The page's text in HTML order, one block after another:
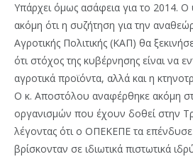
Υπάρχει όμως ασάφεια για το 2014.
ακόμη ότι η συζήτηση για την
Αγροτικής Πολιτικής (ΚΑΠ) θα
ότι στόχος της κυβέρνησης είναι να
αγροτικά προϊόντα, αλλά και η
Ο κ. Αποστόλου αναφέρθηκε ακόμη
οργανισμών που έχουν δοθεί στην
λέγοντας ότι ο ΟΠΕΚΕΠΕ τα
βρίσκονταν σε ιδιωτικά πιστωτικά